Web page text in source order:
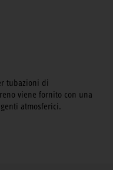
tubazioni di
viene fornito con una
atmosferici.